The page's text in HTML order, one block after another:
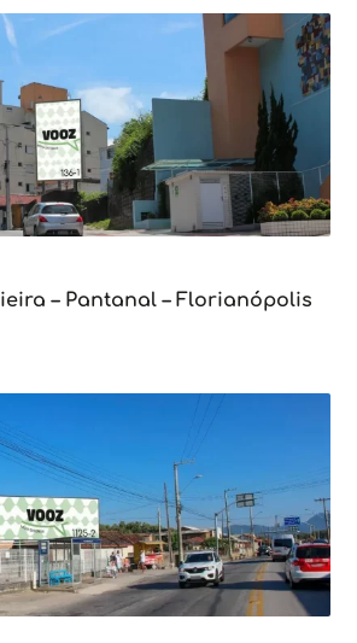
– Pantanal – Florianópolis